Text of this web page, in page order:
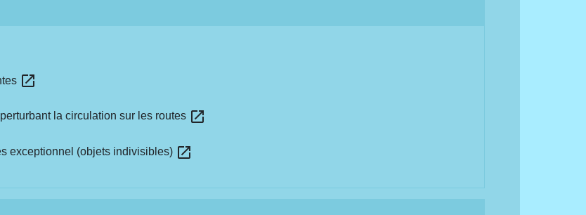
open_in_new
la circulation sur les routes open_in_new
exceptionnel (objets indivisibles) open_in_new